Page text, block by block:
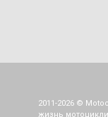
2011-2026 ©
жизнь